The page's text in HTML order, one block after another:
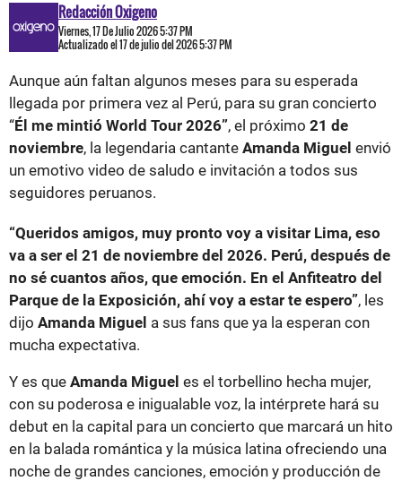
Redacción Oxigeno
Viernes, 17 De Julio 2026 5:37 PM
Actualizado el 17 de julio del 2026 5:37 PM
Aunque aún faltan algunos meses para su esperada
llegada por primera vez al Perú, para su gran concierto
“Él me mintió World Tour 2026”, el próximo 21 de
noviembre, la legendaria cantante Amanda Miguel envió
un emotivo video de saludo e invitación a todos sus
seguidores peruanos.
“Queridos amigos, muy pronto voy a visitar Lima, eso
va a ser el 21 de noviembre del 2026. Perú, después de
no sé cuantos años, que emoción. En el Anfiteatro del
Parque de la Exposición, ahí voy a estar te espero”, les
dijo Amanda Miguel a sus fans que ya la esperan con
mucha expectativa.
Y es que Amanda Miguel es el torbellino hecha mujer,
con su poderosa e inigualable voz, la intérprete hará su
debut en la capital para un concierto que marcará un hito
en la balada romántica y la música latina ofreciendo una
noche de grandes canciones, emoción y producción de